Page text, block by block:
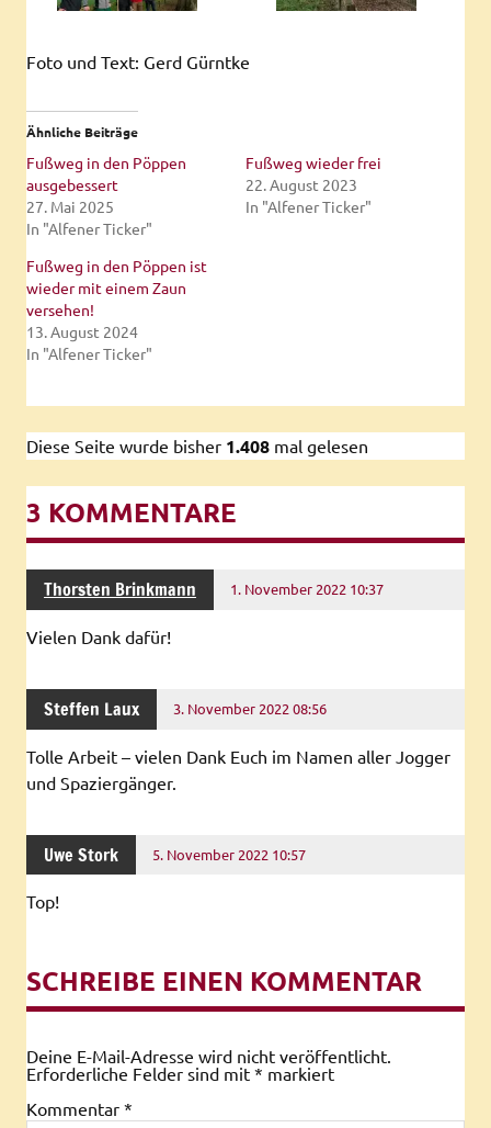
Foto und Text: Gerd Gürntke
Ähnliche Beiträge
Fußweg in den Pöppen
ausgebessert
27. Mai 2025
In "Alfener Ticker"
Fußweg wieder frei
22. August 2023
In "Alfener Ticker"
Fußweg in den Pöppen ist
wieder mit einem Zaun
versehen!
13. August 2024
In "Alfener Ticker"
Diese Seite wurde bisher 1.408 mal gelesen
3 KOMMENTARE
Thorsten Brinkmann 1. November 2022 10:37
Vielen Dank dafür!
Steffen Laux 3. November 2022 08:56
Tolle Arbeit – vielen Dank Euch im Namen aller Jogger
und Spaziergänger.
Uwe Stork 5. November 2022 10:57
Top!
SCHREIBE EINEN KOMMENTAR
Deine E-Mail-Adresse wird nicht veröffentlicht.
Erforderliche Felder sind mit * markiert
Kommentar *